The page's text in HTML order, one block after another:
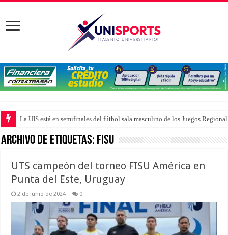
La UIS está en semifinales del fútbol sala masculino de los Juegos
Archivo de Etiquetas: FISU
UTS campeón del torneo FISU América en
Punta del Este, Uruguay
2 de junio de 2024 0